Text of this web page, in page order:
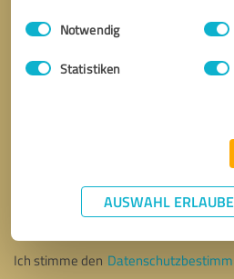
Impressum
Einwilligungsauswahl
Notwendig
Statistiken
AUSWAHL
Nachricht
Ich stimme den